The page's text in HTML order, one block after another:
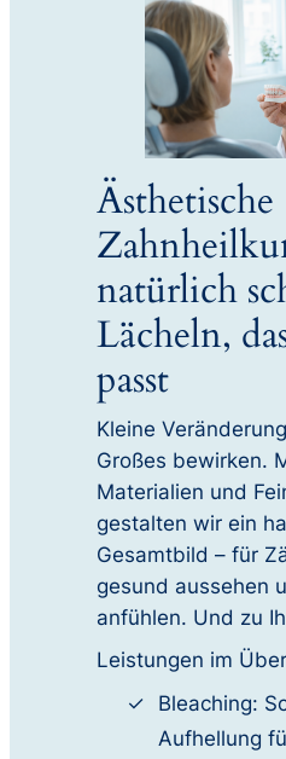
Ästhetische
natürlich
Lächeln,
passt
Kleine
Großes bewirken.
Materialien und
gestalten wir ein
Gesamtbild – für
gesund aussehen
anfühlen. Und zu
Leistungen im
Bleaching:
Aufhellung